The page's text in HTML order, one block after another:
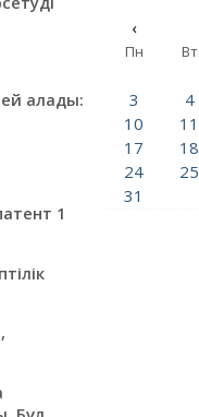
алады:
1
‹
Пн Вт
3
4
10
11
17
18
24
25
31